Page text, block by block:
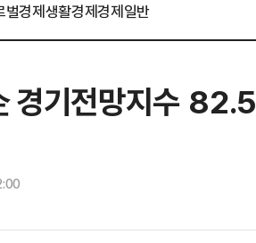
벌경제생활경제경제일반
기전망지수